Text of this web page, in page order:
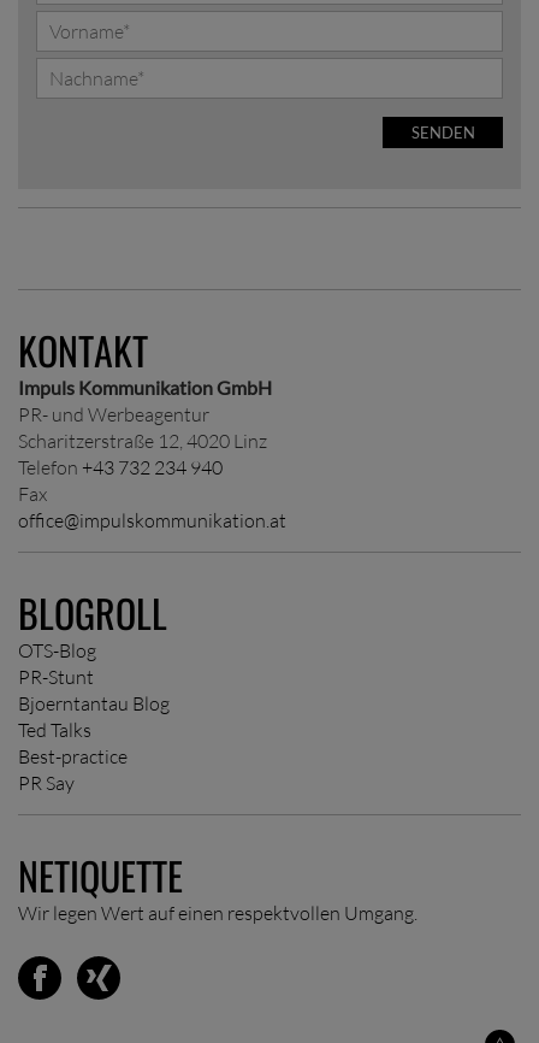
SENDEN
KONTAKT
Impuls Kommunikation GmbH
PR- und Werbeagentur
Scharitzerstraße 12, 4020 Linz
Telefon +43 732 234 940
Fax
office@impulskommunikation.at
BLOGROLL
OTS-Blog
PR-Stunt
Bjoerntantau Blog
Ted Talks
Best-practice
PR Say
NETIQUETTE
Wir legen Wert auf einen respektvollen Umgang.